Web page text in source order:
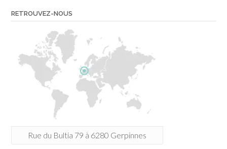
RETROUVEZ-NOUS
Rue du Bultia 79 à 6280 Gerpinnes